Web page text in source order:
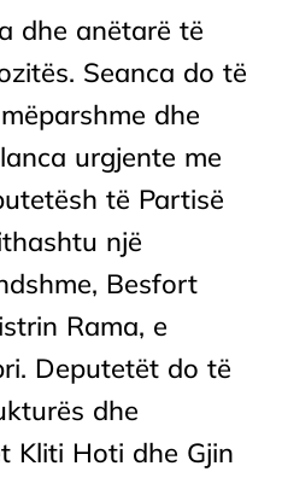
dhe anëtarë të
Seanca do të
dhe
urgjente me
të Partisë
një
Besfort
Rama, e
Deputetët do të
dhe
Kliti Hoti dhe Gjin